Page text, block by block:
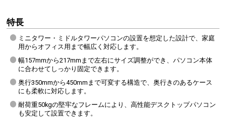
特長
ミニタワー・ミドルタワーパソコンの設置を想定した設計で、家庭
用からオフィス用まで幅広く対応します。
幅157mmから217mmまで左右にサイズ調整ができ、パソコン本体
に合わせてしっかり固定できます。
奥行350mmから450mmまで可変する構造で、奥行きのあるケース
にも柔軟に対応します。
耐荷重50kgの堅牢なフレームにより、高性能デスクトップパソコン
も安定して設置できます。